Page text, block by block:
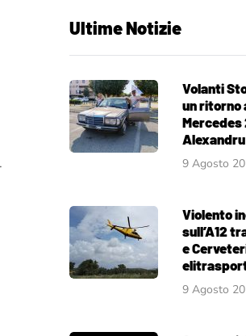
Ultime Notizie
Volanti
un ritorno
Mercedes
9 Agosto
Violento
sull’A12
e
9 Agosto